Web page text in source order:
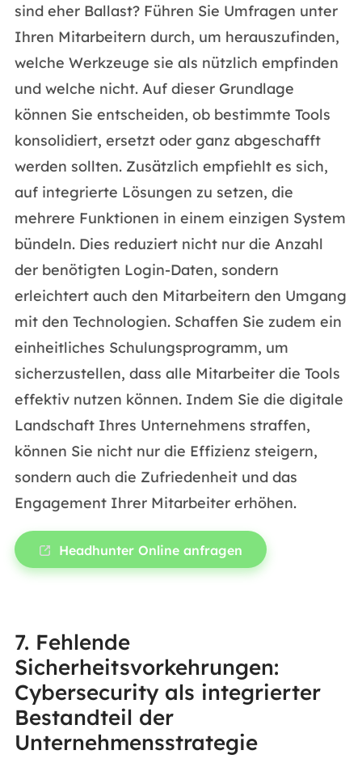
sind eher Ballast? Führen Sie Umfragen unter
Ihren Mitarbeitern durch, um herauszufinden,
welche Werkzeuge sie als nützlich empfinden
und welche nicht. Auf dieser Grundlage
können Sie entscheiden, ob bestimmte Tools
konsolidiert, ersetzt oder ganz abgeschafft
werden sollten. Zusätzlich empfiehlt es sich,
auf integrierte Lösungen zu setzen, die
mehrere Funktionen in einem einzigen System
bündeln. Dies reduziert nicht nur die Anzahl
der benötigten Login-Daten, sondern
erleichtert auch den Mitarbeitern den Umgang
mit den Technologien. Schaffen Sie zudem ein
einheitliches Schulungsprogramm, um
sicherzustellen, dass alle Mitarbeiter die Tools
effektiv nutzen können. Indem Sie die digitale
Landschaft Ihres Unternehmens straffen,
können Sie nicht nur die Effizienz steigern,
sondern auch die Zufriedenheit und das
Engagement Ihrer Mitarbeiter erhöhen.
Headhunter Online anfragen
7. Fehlende
Sicherheitsvorkehrungen:
Cybersecurity als integrierter
Bestandteil der
Unternehmensstrategie